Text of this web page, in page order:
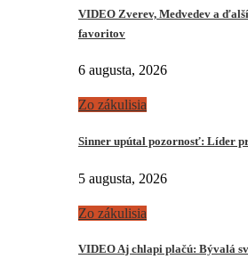
VIDEO Zverev, Medvedev a
favoritov
6 augusta, 2026
Zo zákulisia
Sinner upútal pozornosť: Líder
5 augusta, 2026
Zo zákulisia
VIDEO Aj chlapi plačú: Bývalá